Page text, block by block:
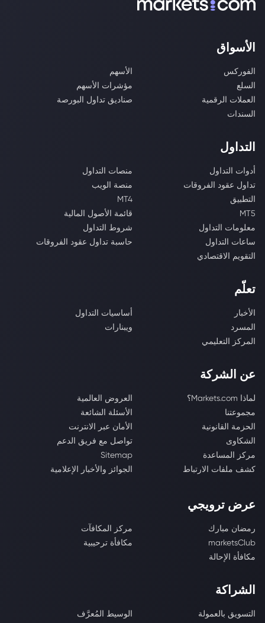
الأسواق
الفوركس
الأسهم
السلع
مؤشرات الأسهم
العملات الرقمية
صناديق تداول البورصة
السندات
التداول
أدوات التداول
منصات التداول
تداول عقود الفروقات
منصة الويب
التطبيق
MT4
MT5
قائمة الأصول المالية
معلومات التداول
شروط التداول
ساعات التداول
حاسبة تداول عقود الفروقات
التقويم الاقتصادي
تعلّم
الأخبار
أساسيات التداول
المسرد
ويبنارات
المركز التعليمي
عن الشركة
لماذا Markets.com؟
العروض العالمية
مجموعتنا
الأسئلة الشائعة
الحزمة القانونية
الأمان عبر الانترنت
الشكاوى
تواصل مع فريق الدعم
مركز المساعدة
Sitemap
كشف ملفات الارتباط
الجوائز والأخبار الإعلامية
عرض ترويجي
رمضان مبارك
مركز المكافآت
marketsClub
مكافأة ترحيبية
مكافأة الإحالة
الشراكة
التسويق بالعمولة الوسيط المُعرَّف